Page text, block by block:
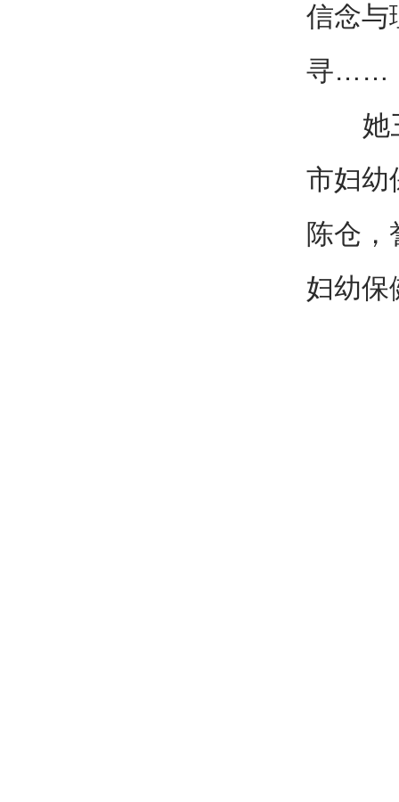
信念与
寻……
她三
市妇幼
陈仓，
妇幼保